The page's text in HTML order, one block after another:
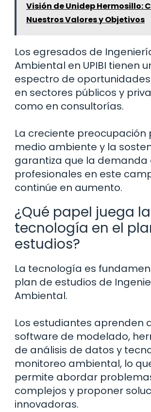
Visión de Unidep Hermosillo:
Nuestros Valores y Objetivos
Los egresados de
Ambiental en UPIBI tienen
espectro de
en sectores públicos y
como en consultorías.
La creciente preocupación
medio ambiente y la
garantiza que la demanda
profesionales en este
continúe en aumento.
¿Qué papel juega la
tecnología en el
estudios?
La tecnología es
plan de estudios de
Ambiental.
Los estudiantes aprenden
software de modelado,
de análisis de datos y
monitoreo ambiental, lo
permite abordar
complejos y proponer
innovadoras.